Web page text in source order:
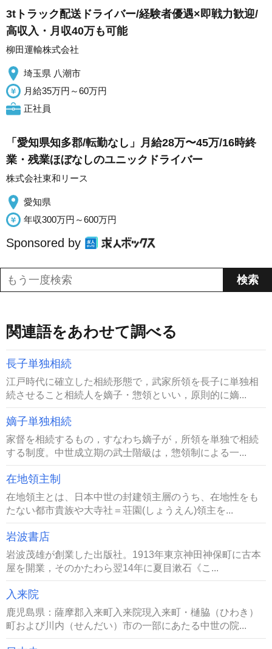
3tトラック配送ドライバー/経験者優遇×即戦力歓迎/
高収入・月収40万も可能
柳田運輸株式会社
埼玉県 八潮市
月給35万円～60万円
正社員
「愛知県知多郡/転勤なし」月給28万〜45万/16時終
業・残業ほぼなしのユニックドライバー
株式会社東和リース
愛知県
年収300万円～600万円
Sponsored by
関連語をあわせて調べる
長子単独相続
江戸時代に確立した相続形態で，武家所領を長子に単独相
続させること相続人を嫡子・惣領といい，原則的に嫡...
嫡子単独相続
家督を相続するもの，すなわち嫡子が，所領を単独で相続
する制度。中世成立期の武士階級は，惣領制による一...
在地領主制
在地領主とは、日本中世の封建領主層のうち、在地性をも
たない都市貴族や大寺社＝荘園(しょうえん)領主を...
岩波書店
岩波茂雄が創業した出版社。1913年東京神田神保町に古本
屋を開業，そのかたわら翌14年に夏目漱石《こ...
入来院
鹿児島県：薩摩郡入来町入来院現入来町・樋脇（ひわき）
町および川内（せんだい）市の一部にあたる中世の院...